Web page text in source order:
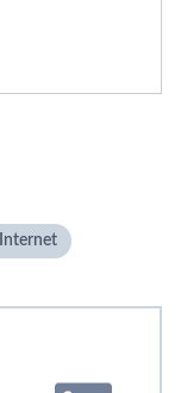
Internet